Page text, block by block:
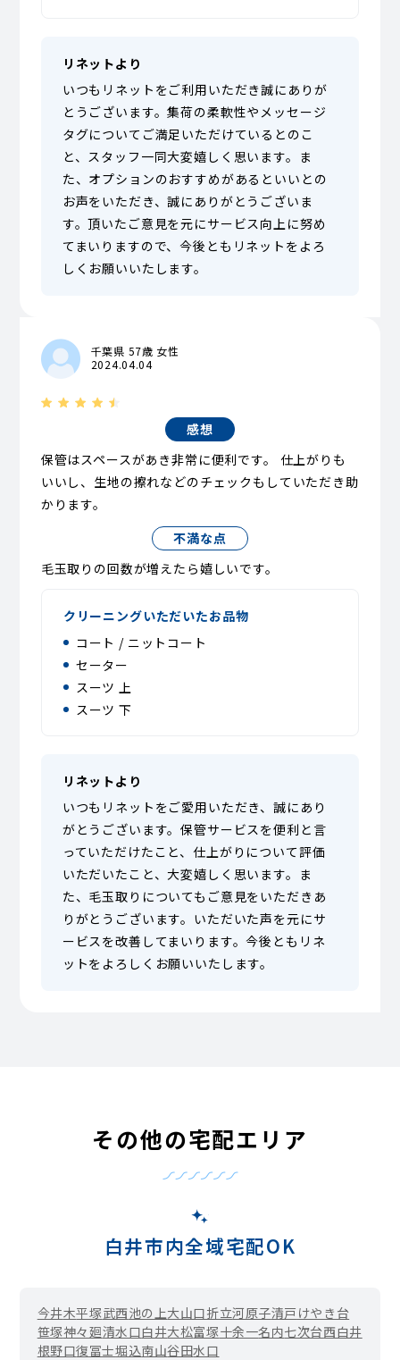
リネットより
いつもリネットをご利用いただき誠にありが
とうございます。集荷の柔軟性やメッセージ
タグについてご満足いただけているとのこ
と、スタッフ一同大変嬉しく思います。ま
た、オプションのおすすめがあるといいとの
お声をいただき、誠にありがとうございま
す。頂いたご意見を元にサービス向上に努め
てまいりますので、今後ともリネットをよろ
しくお願いいたします。
千葉県 57歳 女性
2024.04.04
感想
保管はスペースがあき非常に便利です。 仕上がりも
いいし、生地の擦れなどのチェックもしていただき助
かります。
不満な点
毛玉取りの回数が増えたら嬉しいです。
クリーニングいただいたお品物
コート / ニットコート
セーター
スーツ 上
スーツ 下
リネットより
いつもリネットをご愛用いただき、誠にあり
がとうございます。保管サービスを便利と言
っていただけたこと、仕上がりについて評価
いただいたこと、大変嬉しく思います。ま
た、毛玉取りについてもご意見をいただきあ
りがとうございます。いただいた声を元にサ
ービスを改善してまいります。今後ともリネ
ットをよろしくお願いいたします。
その他の宅配エリア
白井市内全域宅配OK
今井木平塚武西池の上大山口折立河原子清戸 けやき台
笹塚神々廻清水口白井大松富塚十余一名内七次台西白井
根野口復冨士堀込南山谷田水口